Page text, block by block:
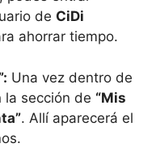
de CiDi
ahorrar tiempo.
Una vez dentro de
la sección de “Mis
. Allí aparecerá el